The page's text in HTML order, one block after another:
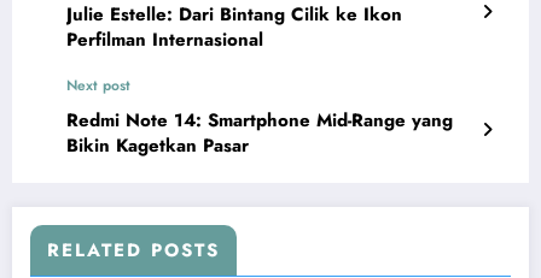
Julie Estelle: Dari Bintang Cilik ke Ikon
Perfilman Internasional
Next post
Redmi Note 14: Smartphone Mid-Range yang
Bikin Kagetkan Pasar
RELATED POSTS